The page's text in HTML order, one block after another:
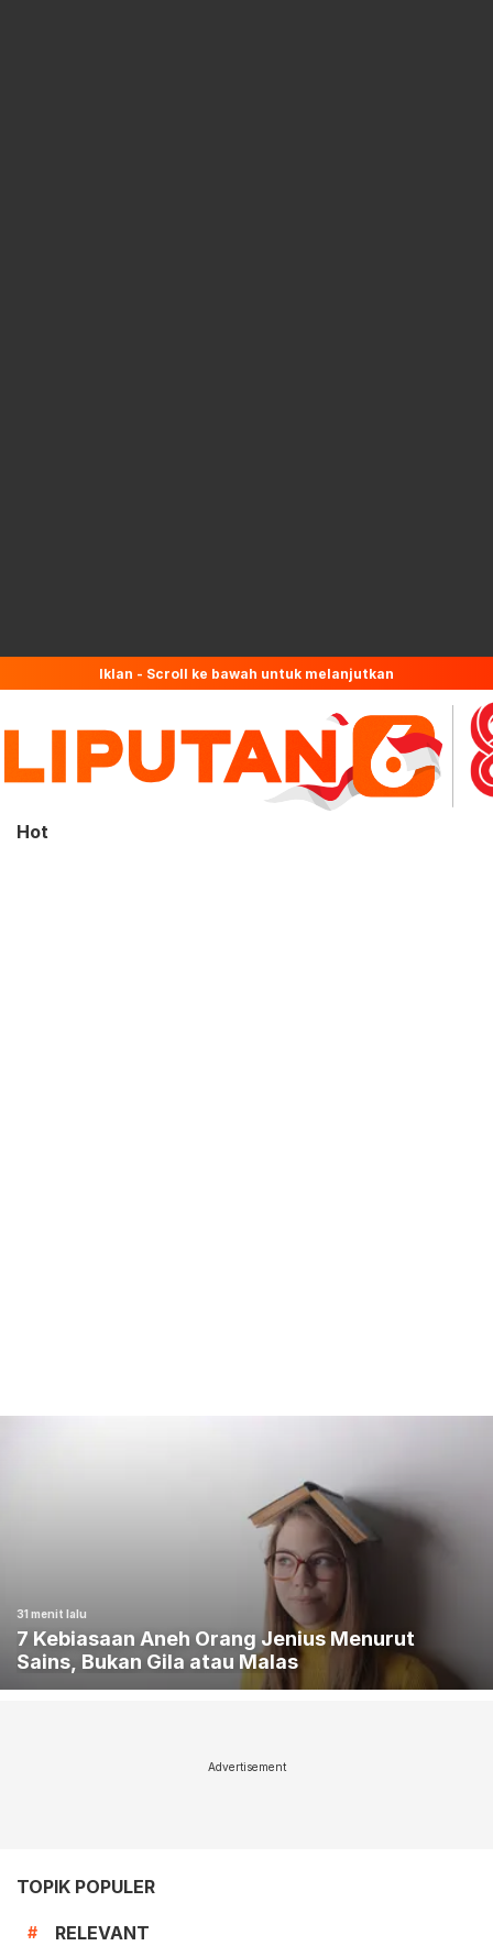
Iklan - Scroll ke bawah untuk melanjutkan
Hot
31 menit lalu
7 Kebiasaan Aneh Orang Jenius Menurut
Sains, Bukan Gila atau Malas
Advertisement
TOPIK POPULER
# RELEVANT